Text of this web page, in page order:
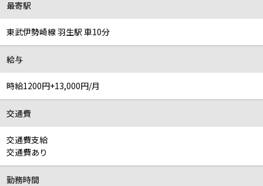
最寄駅
東武伊勢崎線 羽生駅 車10分
給与
時給1200円+13,000円/月
交通費
交通費支給
交通費あり
勤務時間